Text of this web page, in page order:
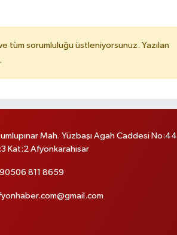
tüm sorumluluğu üstleniyorsunuz. Yazılan
Mah. Yüzbaşı Agah Caddesi No:44
Kat:2 Afyonkarahisar
811 8659